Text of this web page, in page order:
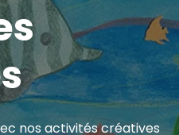
nos activités créatives